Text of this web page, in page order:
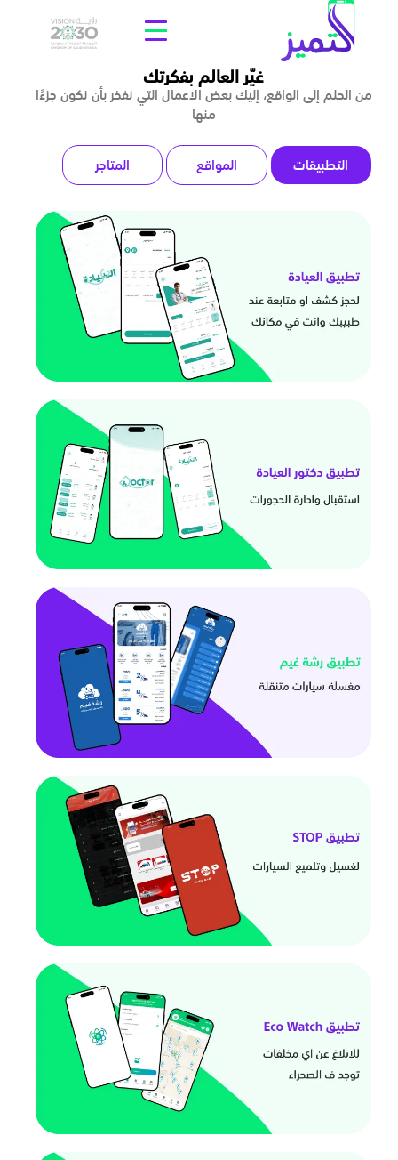
غيّر العالم بفكرتك
من الحلم إلى الواقع، إليك بعض الاعمال التي نفخر بأن نكون جزءًا
منها
التطبيقات
المواقع المتاجر